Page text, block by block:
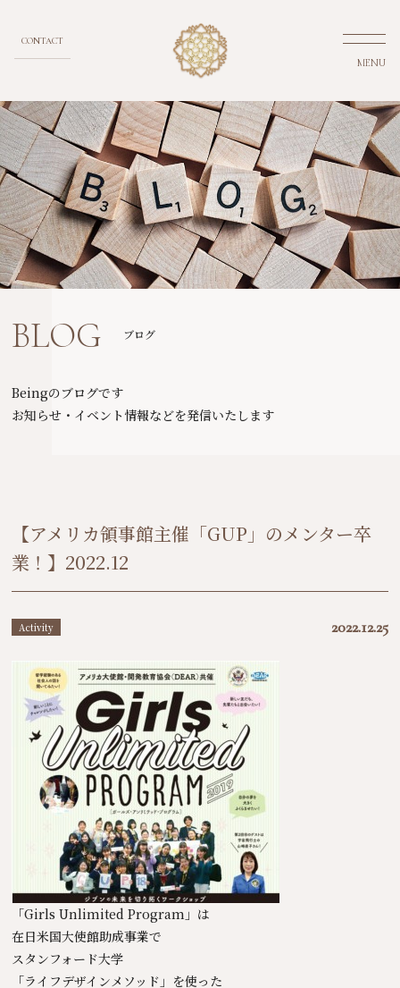
MENU
CONTACT
BLOG ブログ
Beingのブログです
お知らせ・イベント情報などを発信いたします
【アメリカ領事館主催「GUP」のメンター卒
業！】2022.12
Activity 2022.12.25
「Girls Unlimited Program」は
在日米国大使館助成事業で
スタンフォード大学
「ライフデザインメソッド」を使った